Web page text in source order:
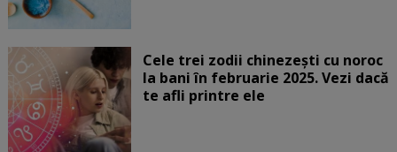
Cele trei zodii chinezești cu noroc
la bani în februarie 2025. Vezi dacă
te afli printre ele